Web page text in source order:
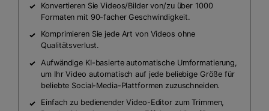
Konvertieren Sie Videos/Bilder von/zu über 1000
Formaten mit 90-facher Geschwindigkeit.
Komprimieren Sie jede Art von Videos ohne
Qualitätsverlust.
Aufwändige KI-basierte automatische Umformatierung,
um Ihr Video automatisch auf jede beliebige Größe für
beliebte Social-Media-Plattformen zuzuschneiden.
Einfach zu bedienender Video-Editor zum Trimmen,